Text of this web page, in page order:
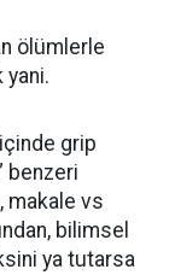
ölümlerle
yani.
grip
benzeri
makale vs
bilimsel
ya tutarsa